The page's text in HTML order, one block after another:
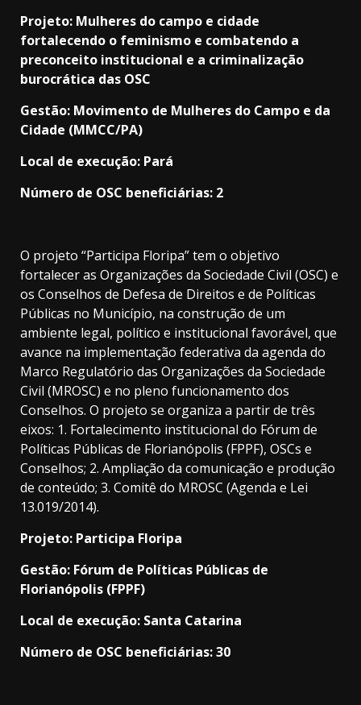
Projeto: Mulheres do campo e cidade
fortalecendo o feminismo e combatendo a
preconceito institucional e a criminalização
burocrática das OSC
Gestão: Movimento de Mulheres do Campo e da
Cidade (MMCC/PA)
Local de execução: Pará
Número de OSC beneficiárias: 2
O projeto “Participa Floripa” tem o objetivo
fortalecer as Organizações da Sociedade Civil (OSC) e
os Conselhos de Defesa de Direitos e de Políticas
Públicas no Município, na construção de um
ambiente legal, político e institucional favorável, que
avance na implementação federativa da agenda do
Marco Regulatório das Organizações da Sociedade
Civil (MROSC) e no pleno funcionamento dos
Conselhos. O projeto se organiza a partir de três
eixos: 1. Fortalecimento institucional do Fórum de
Políticas Públicas de Florianópolis (FPPF), OSCs e
Conselhos; 2. Ampliação da comunicação e produção
de conteúdo; 3. Comitê do MROSC (Agenda e Lei
13.019/2014).
Projeto: Participa Floripa
Gestão: Fórum de Políticas Públicas de
Florianópolis (FPPF)
Local de execução: Santa Catarina
Número de OSC beneficiárias: 30